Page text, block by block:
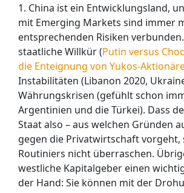
1. China ist ein Entwicklungsland,
mit Emerging Markets sind immer
entsprechenden Risiken
staatliche Willkür (Putin versus
die Enteignung von Yukos-
Instabilitäten (Libanon 2020,
Währungskrisen (gefühlt schon
Argentinien und die Türkei). Dass
Staat also – aus welchen Gründen
gegen die Privatwirtschaft vorgeht,
Routiniers nicht überraschen.
westliche Kapitalgeber einen
der Hand: Sie können mit der